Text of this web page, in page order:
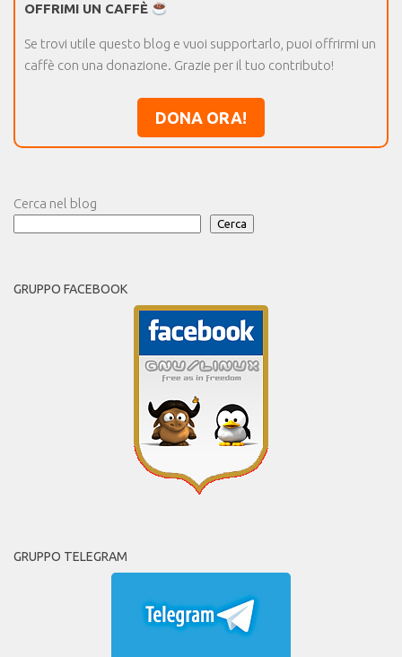
OFFRIMI UN CAFFÈ
Se trovi utile questo blog e vuoi supportarlo, puoi offrirmi un
caffè con una donazione. Grazie per il tuo contributo!
DONA ORA!
Cerca nel blog
Cerca
GRUPPO FACEBOOK
GRUPPO TELEGRAM